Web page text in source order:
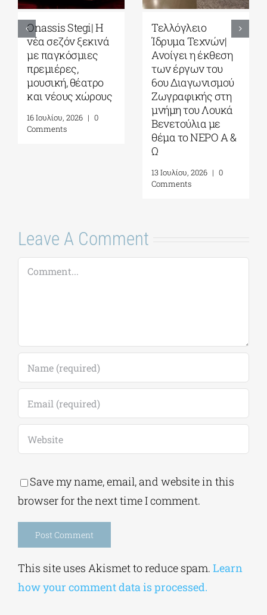
Park your Cinema
– Park your
Cinema Kids|
Σινεμά κάτω από
τα αστέρια στο
Πάρκο Σταύρος
Αύγουστος-
Σεπτέμβριος 2026
Full Moon
Sleepover παρέα
με το σινεμά του
Στίβεν
Σπίλμπεργκ στο
Κέντρο
Πολιτισμού
Ίδρυμα Σταύρος
Νιάρχος (ΚΠΙΣΝ)|
Τετάρτη 29 Ιουλίου
17 Ιουλίου, 2026
Leave A Comment
Save my name, email, and website in this
Alternative:
This site uses Akismet to reduce spam.